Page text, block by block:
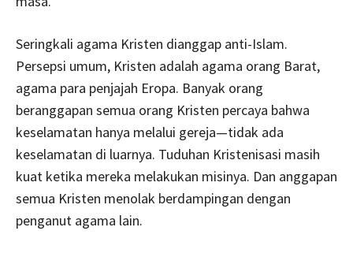
Seringkali agama Kristen dianggap anti-Islam.
Persepsi umum, Kristen adalah agama orang Barat,
agama para penjajah Eropa. Banyak orang
beranggapan semua orang Kristen percaya bahwa
keselamatan hanya melalui gereja—tidak ada
keselamatan di luarnya. Tuduhan Kristenisasi masih
kuat ketika mereka melakukan misinya. Dan anggapan
semua Kristen menolak berdampingan dengan
penganut agama lain.